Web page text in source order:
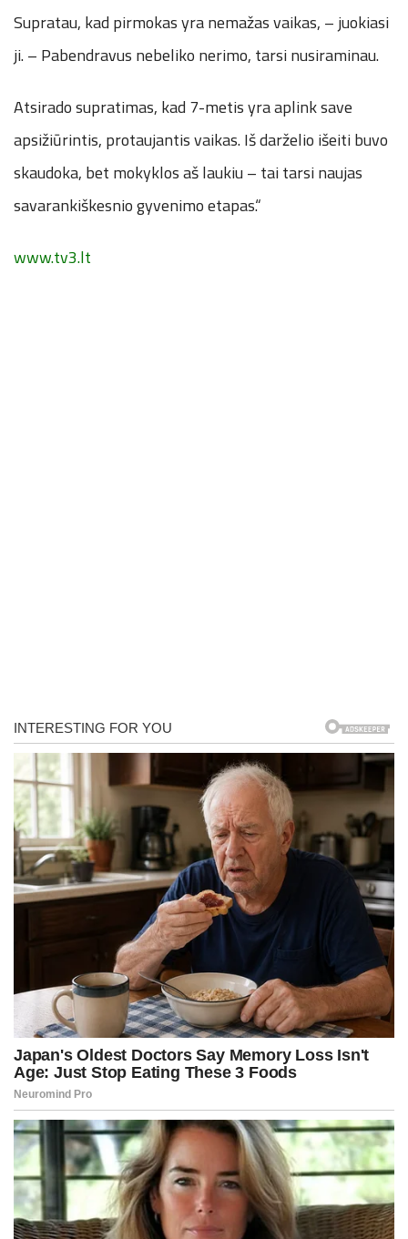
Supratau, kad pirmokas yra nemažas vaikas, – juokiasi
ji. – Pabendravus nebeliko nerimo, tarsi nusiraminau.
Atsirado supratimas, kad 7-metis yra aplink save
apsižiūrintis, protaujantis vaikas. Iš darželio išeiti buvo
skaudoka, bet mokyklos aš laukiu – tai tarsi naujas
savarankiškesnio gyvenimo etapas.“
www.tv3.lt